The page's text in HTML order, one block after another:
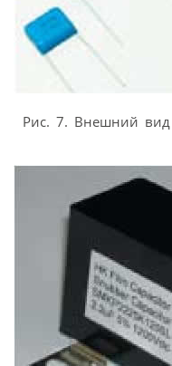
Рис. 7. Внешний вид